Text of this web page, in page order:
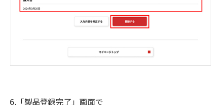
6.「製品登録完了」画面で